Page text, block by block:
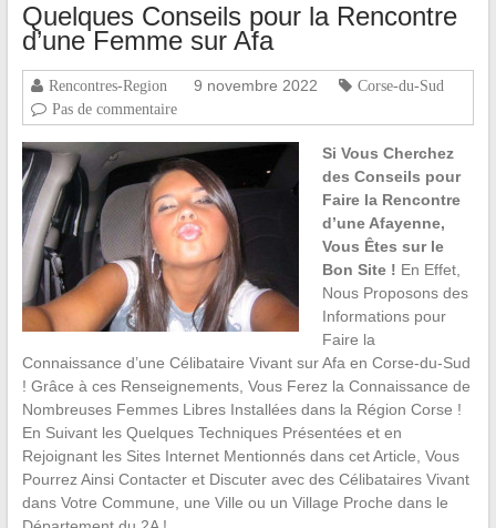
Quelques Conseils pour la Rencontre
d’une Femme sur Afa
Rencontres-Region 9 novembre 2022
Corse-du-Sud
Pas de commentaire
Si Vous Cherchez
des Conseils pour
Faire la Rencontre
d’une Afayenne,
Vous Êtes sur le
Bon Site ! En Effet,
Nous Proposons des
Informations pour
Faire la
Connaissance d’une Célibataire Vivant sur Afa en Corse-du-Sud
! Grâce à ces Renseignements, Vous Ferez la Connaissance de
Nombreuses Femmes Libres Installées dans la Région Corse !
En Suivant les Quelques Techniques Présentées et en
Rejoignant les Sites Internet Mentionnés dans cet Article, Vous
Pourrez Ainsi Contacter et Discuter avec des Célibataires Vivant
dans Votre Commune, une Ville ou un Village Proche dans le